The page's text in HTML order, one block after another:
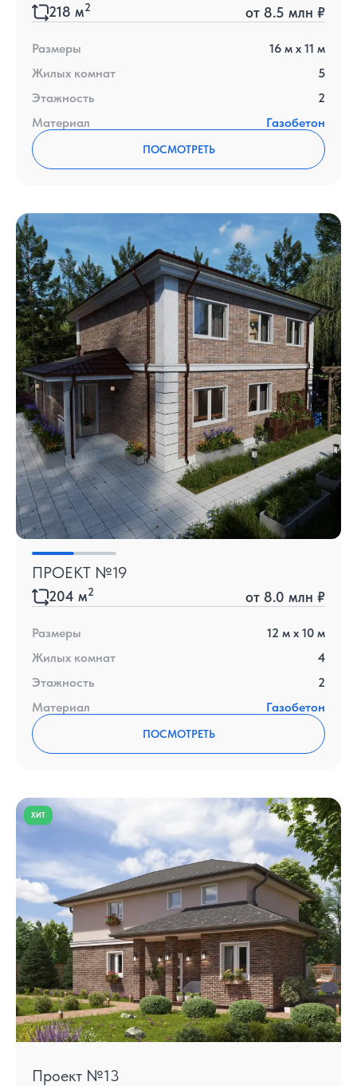
218 м2 от 8.5 млн ₽
Размеры 16 м x 11 м
Жилых комнат
5
Этажность
2
Материал
Газобетон
ПОСМОТРЕТЬ
ПРОЕКТ №19
204 м2 от 8.0 млн ₽
Размеры 12 м x 10 м
Жилых комнат
4
Этажность
2
Материал
Газобетон
ПОСМОТРЕТЬ
ХИТ
Проект №13